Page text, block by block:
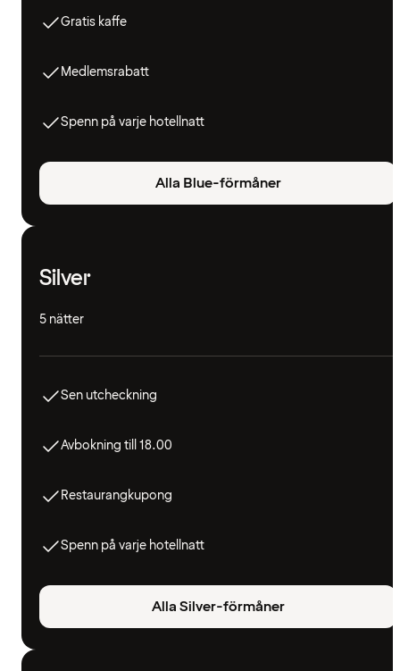
Gratis kaffe
Medlemsrabatt
Spenn på varje hotellnatt
Alla Blue-förmåner
Silver
5 nätter
Sen utcheckning
Avbokning till 18.00
Restaurangkupong
Spenn på varje hotellnatt
Alla Silver-förmåner